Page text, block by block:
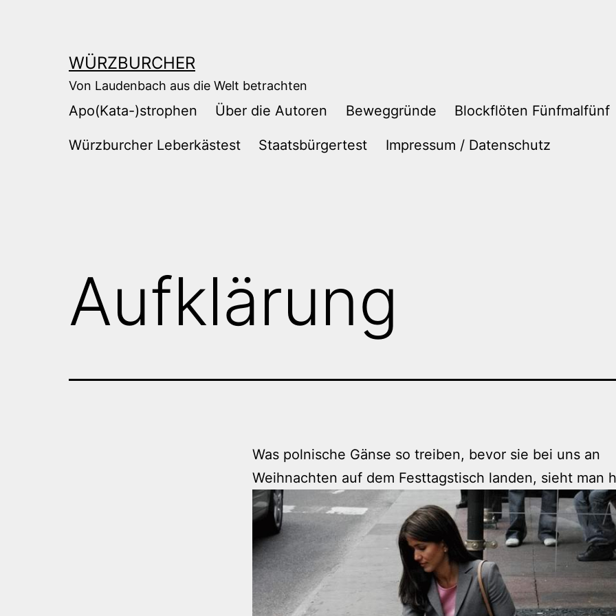
WÜRZBURCHER
Von Laudenbach aus die Welt betrachten
Apo(Kata-)strophen Über die Autoren Beweggründe Blockflöten Fünfmalfünf
Würzburcher Leberkästest Staatsbürgertest Impressum / Datenschutz
Aufklärung
Was polnische Gänse so treiben, bevor sie bei uns an
Weihnachten auf dem Festtagstisch landen, sieht man